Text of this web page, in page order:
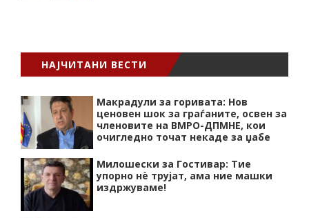
НАЈЧИТАНИ ВЕСТИ
Макрадули за горивата: Нов
ценовен шок за граѓаните, освен за
членовите на ВМРО-ДПМНЕ, кои
очигледно точат некаде за џабе
Милошески за Гостивар: Тие
упорно нѐ трујат, ама ние машки
издржуваме!